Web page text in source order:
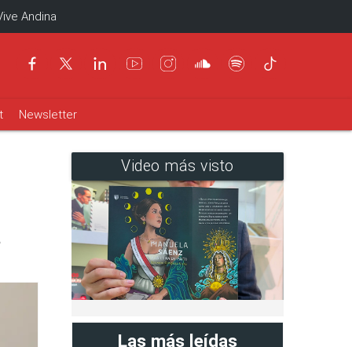
Andina
Newsletter
Video más visto
Las más leídas